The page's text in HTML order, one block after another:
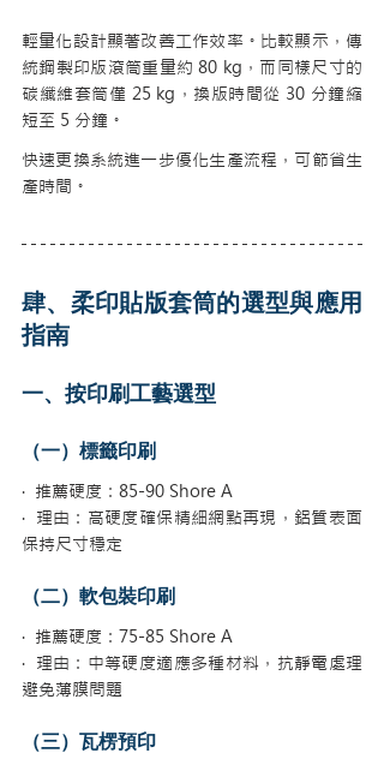
輕量化設計顯著改善工作效率。比較顯示，傳
統鋼製印版滾筒重量約 80 kg，而同樣尺寸的
碳纖維套筒僅 25 kg，換版時間從 30 分鐘縮
短至 5 分鐘。
快速更換系統進一步優化生產流程，可節省生
產時間。
肆、柔印貼版套筒的選型與應用
指南
一、按印刷工藝選型
（一）標籤印刷
·  推薦硬度：85-90 Shore A
·  理由：高硬度確保精細網點再現，鋁質表面
保持尺寸穩定
（二）軟包裝印刷
·  推薦硬度：75-85 Shore A
·  理由：中等硬度適應多種材料，抗靜電處理
避免薄膜問題
（三）瓦楞預印